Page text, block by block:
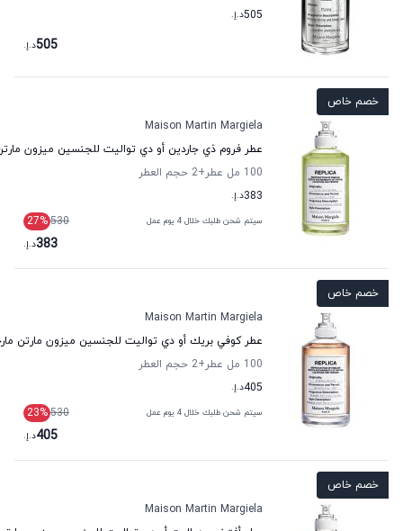
505د.إ.
505د.إ.
خصم خاص
Maison Martin Margiela
عطر فروم ذي جاردين أو دي تواليت للجنسين ميزون
100 مل عطر
+2
حجم العطر
383د.إ.
سيتم شحن طلبك خلال 4 يوم عمل 530
27%
383د.إ.
خصم خاص
Maison Martin Margiela
عطر كوفي بريك أو دي تواليت للجنسين ميزون مارتن
100 مل عطر
+2
حجم العطر
405د.إ.
سيتم شحن طلبك خلال 4 يوم عمل 530
23%
405د.إ.
خصم خاص
Maison Martin Margiela